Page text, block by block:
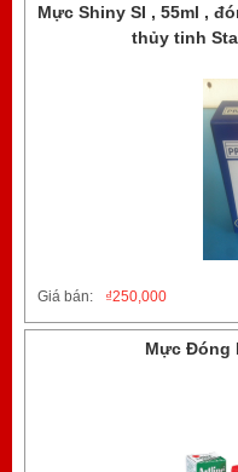
Mực Shiny SI , 55ml ,
thủy tinh
Giá bán: 250,000
₫
Mực Đóng